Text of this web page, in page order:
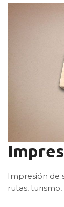
Impresión de
rutas,